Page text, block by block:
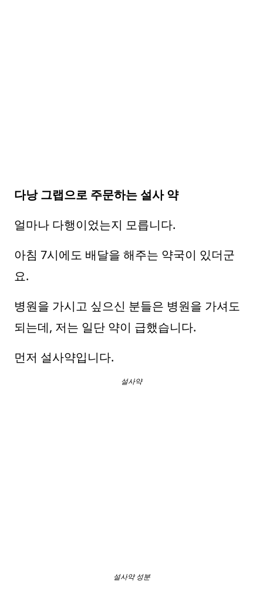
다낭 그랩으로 주문하는 설사 약
얼마나 다행이었는지 모릅니다.
아침 7시에도 배달을 해주는 약국이 있더군
요.
병원을 가시고 싶으신 분들은 병원을 가셔도
되는데, 저는 일단 약이 급했습니다.
먼저 설사약입니다.
설사약
설사약 성분